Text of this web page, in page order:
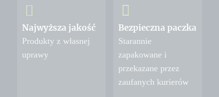
Najwyższa jakość
Produkty z własnej
uprawy
Bezpieczna paczka
Starannie
zapakowane i
przekazane przez
zaufanych kurierów